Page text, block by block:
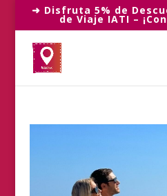
➜ Disfruta 5% de
de Viaje IATI –